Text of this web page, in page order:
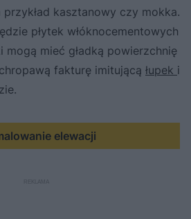
kasztanowy czy mokka.
płytek włóknocementowych
mogą mieć gładką powierzchnię
fakturę imitującą łupek i
elewacji